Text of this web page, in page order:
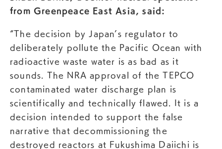
from Greenpeace East Asia, said:
“The decision by Japan’s regulator to
deliberately pollute the Pacific Ocean with
radioactive waste water is as bad as it
sounds. The NRA approval of the TEPCO
contaminated water discharge plan is
scientifically and technically flawed. It is a
decision intended to support the false
narrative that decommissioning the
destroyed reactors at Fukushima Daiichi is